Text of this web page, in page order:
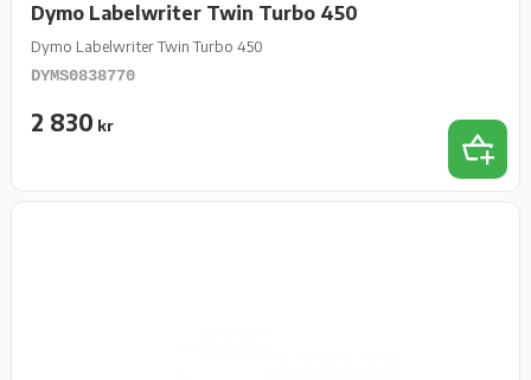
Dymo Labelwriter Twin Turbo 450
Dymo Labelwriter Twin Turbo 450
DYMS0838770
2 830 kr